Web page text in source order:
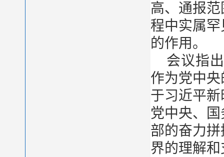
高、通报
程中实属
的作用。
会议指
作为党中
于习近平
党中央、
部的奋力
界的理解